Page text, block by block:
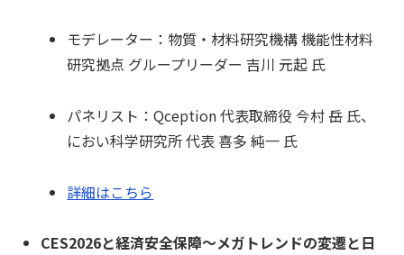
モデレーター：物質・材料研究機構 機能性材料
研究拠点 グループリーダー 吉川 元起 氏
パネリスト：Qception 代表取締役 今村 岳 氏、
におい科学研究所 代表 喜多 純一 氏
詳細はこちら
CES2026と経済安全保障〜メガトレンドの変遷と日